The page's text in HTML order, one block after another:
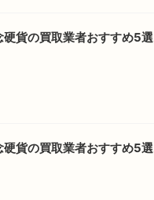
硬貨の買取業者おすすめ5選
硬貨の買取業者おすすめ5選